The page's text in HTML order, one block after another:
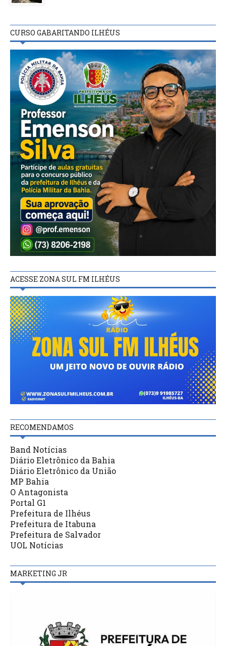
CURSO GABARITANDO ILHÉUS
ACESSE ZONA SUL FM ILHÉUS
RECOMENDAMOS
Band Notícias
Diário Eletrônico da Bahia
Diário Eletrônico da União
MP Bahia
O Antagonista
Portal G1
Prefeitura de Ilhéus
Prefeitura de Itabuna
Prefeitura de Salvador
UOL Notícias
MARKETING JR